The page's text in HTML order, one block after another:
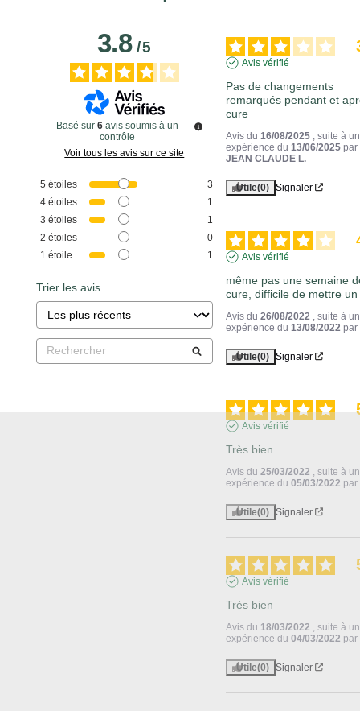
3.8/5
Basé sur 6 avis soumis à un
contrôle
Voir tous les avis sur ce site
5 étoiles
3
4 étoiles
1
3 étoiles
1
2 étoiles
0
1 étoile 1
Trier les avis
Avis vérifié
Pas de changements
remarqués pendant et
cure
Avis du 16/08/2025
, suite à
expérience du 13/06/2025 par
JEAN CLAUDE L.
Utile(0) Signaler
Avis vérifié
même pas une semaine
cure, difficile de mettre un
Avis du26/08/2022
, suite à
expérience du 13/08/2022 par
Utile(0) Signaler
Avis vérifié
Très bien
Avis du25/03/2022
, suite à
expérience du05/03/2022 par
Utile(0) Signaler
Avis vérifié
Très bien
Avis du 18/03/2022
, suite à
expérience du04/03/2022 par
Utile(0) Signaler